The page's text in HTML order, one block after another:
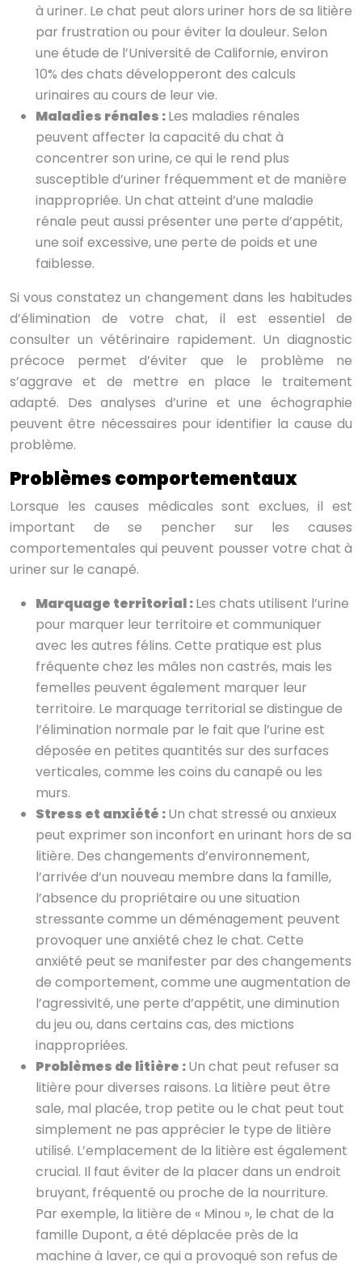
à uriner. Le chat peut alors uriner hors de sa litière
par frustration ou pour éviter la douleur. Selon
une étude de l’Université de Californie, environ
10% des chats développeront des calculs
urinaires au cours de leur vie.
Maladies rénales :Les maladies rénales
peuvent affecter la capacité du chat à
concentrer son urine, ce qui le rend plus
susceptible d’uriner fréquemment et de manière
inappropriée. Un chat atteint d’une maladie
rénale peut aussi présenter une perte d’appétit,
une soif excessive, une perte de poids et une
faiblesse.
Si vous constatez un changement dans les habitudes
d’élimination de votre chat, il est essentiel de
consulter un vétérinaire rapidement. Un diagnostic
précoce permet d’éviter que le problème ne
s’aggrave et de mettre en place le traitement
adapté. Des analyses d’urine et une échographie
peuvent être nécessaires pour identifier la cause du
problème.
Problèmes comportementaux
Lorsque les causes médicales sont exclues, il est
important de se pencher sur les causes
comportementales qui peuvent pousser votre chat à
uriner sur le canapé.
Marquage territorial :Les chats utilisent l’urine
pour marquer leur territoire et communiquer
avec les autres félins. Cette pratique est plus
fréquente chez les mâles non castrés, mais les
femelles peuvent également marquer leur
territoire. Le marquage territorial se distingue de
l’élimination normale par le fait que l’urine est
déposée en petites quantités sur des surfaces
verticales, comme les coins du canapé ou les
murs.
Stress et anxiété :Un chat stressé ou anxieux
peut exprimer son inconfort en urinant hors de sa
litière. Des changements d’environnement,
l’arrivée d’un nouveau membre dans la famille,
l’absence du propriétaire ou une situation
stressante comme un déménagement peuvent
provoquer une anxiété chez le chat. Cette
anxiété peut se manifester par des changements
de comportement, comme une augmentation de
l’agressivité, une perte d’appétit, une diminution
du jeu ou, dans certains cas, des mictions
inappropriées.
Problèmes de litière :Un chat peut refuser sa
litière pour diverses raisons. La litière peut être
sale, mal placée, trop petite ou le chat peut tout
simplement ne pas apprécier le type de litière
utilisé. L’emplacement de la litière est également
crucial. Il faut éviter de la placer dans un endroit
bruyant, fréquenté ou proche de la nourriture.
Par exemple, la litière de « Minou », le chat de la
famille Dupont, a été déplacée près de la
machine à laver, ce qui a provoqué son refus de